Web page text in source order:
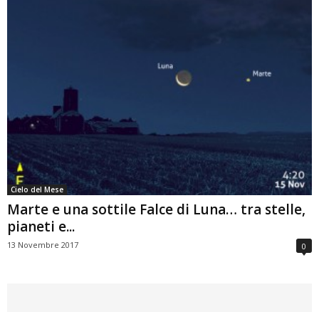
Cielo del Mese
Marte e una sottile Falce di Luna… tra stelle,
pianeti e...
13 Novembre 2017 0